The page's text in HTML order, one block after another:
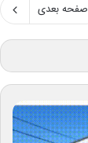
صفحه بعدی